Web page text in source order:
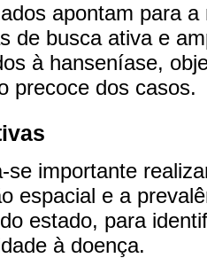
apontam para
de busca ativa e
à hanseníase,
precoce dos casos.
se importante
espacial e a
estado, para
à doença.